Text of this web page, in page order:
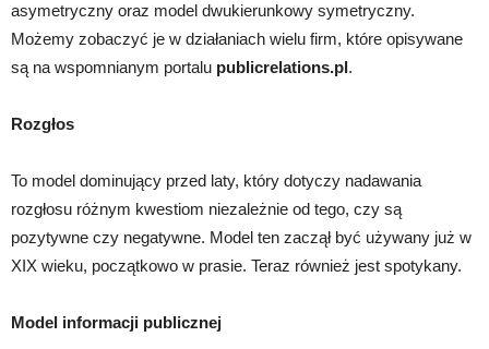
asymetryczny oraz model dwukierunkowy symetryczny.
Możemy zobaczyć je w działaniach wielu firm, które opisywane
są na wspomnianym portalu publicrelations.pl.
Rozgłos
To model dominujący przed laty, który dotyczy nadawania
rozgłosu różnym kwestiom niezależnie od tego, czy są
pozytywne czy negatywne. Model ten zaczął być używany już w
XIX wieku, początkowo w prasie. Teraz również jest spotykany.
Model informacji publicznej